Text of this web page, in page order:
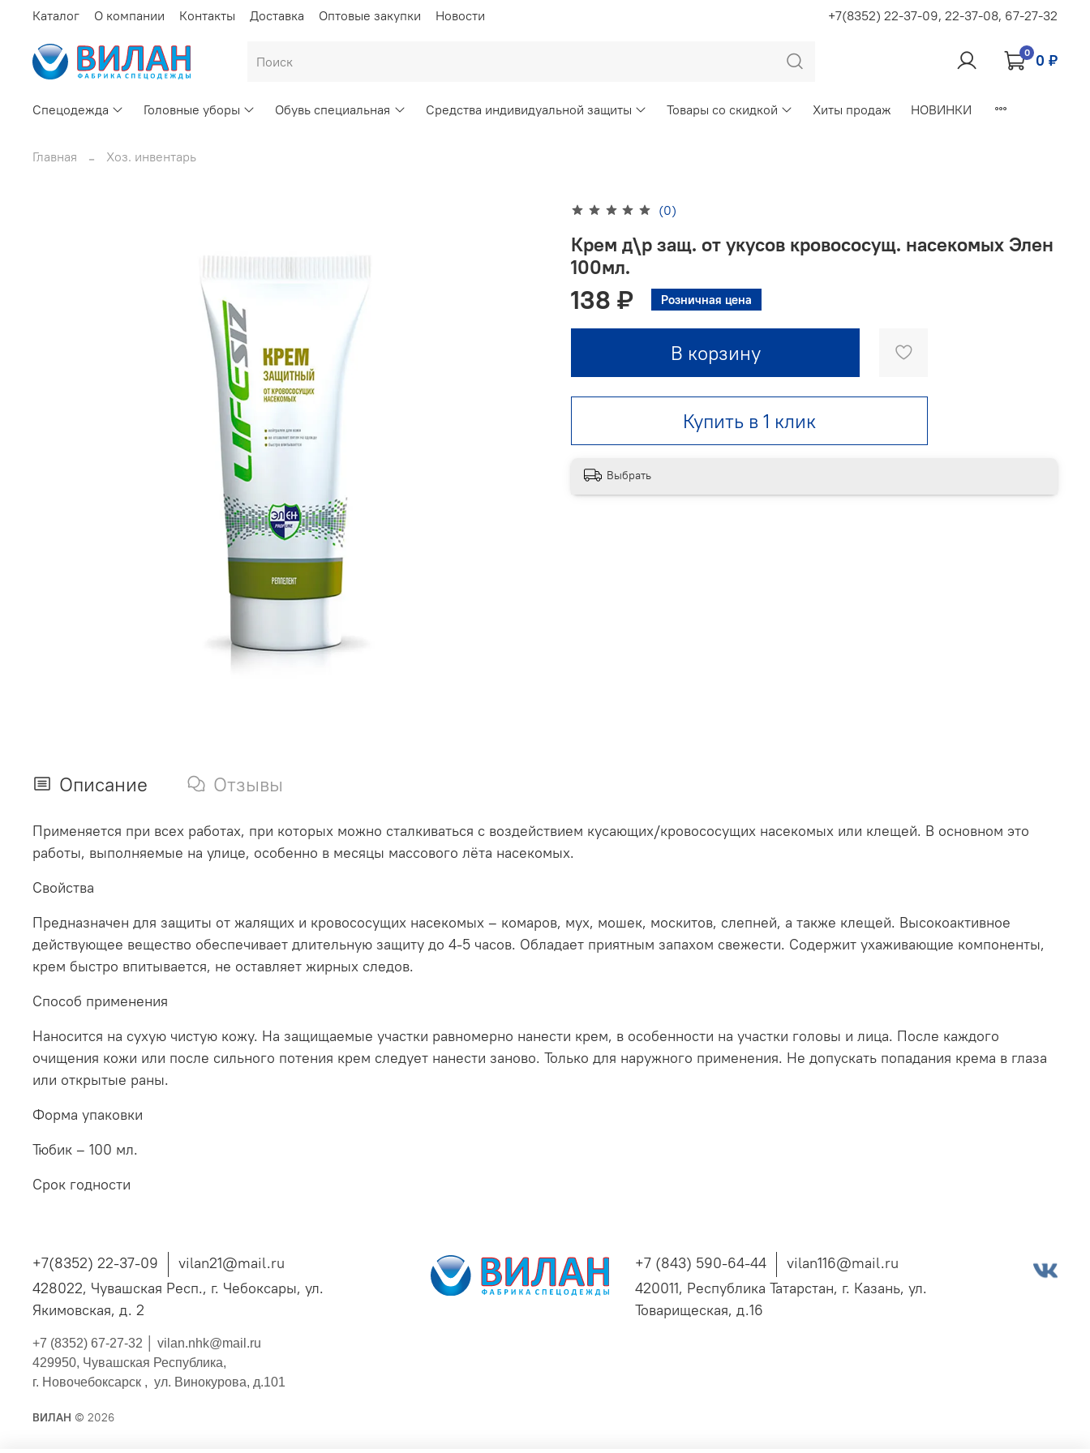
Каталог О компании Контакты Доставка Оптовые закупки Новости +7(8352) 22-37-09, 22-37-08, 67-27-32
0 0 ₽
Спецодежда Головные уборы Обувь специальная Средства индивидуальной защиты Товары со скидкой Хиты продаж НОВИНКИ
Главная Хоз. инвентарь
(0)
Крем д\р защ. от укусов кровососущ. насекомых Элен
100мл.
138 ₽ Розничная цена
В корзину
Купить в 1 клик
Выбрать
Описание Отзывы
Применяется при всех работах, при которых можно сталкиваться с воздействием кусающих/кровососущих насекомых или клещей. В основном это
работы, выполняемые на улице, особенно в месяцы массового лёта насекомых.
Свойства
Предназначен для защиты от жалящих и кровососущих насекомых – комаров, мух, мошек, москитов, слепней, а также клещей. Высокоактивное
действующее вещество обеспечивает длительную защиту до 4-5 часов. Обладает приятным запахом свежести. Содержит ухаживающие компоненты,
крем быстро впитывается, не оставляет жирных следов.
Способ применения
Наносится на сухую чистую кожу. На защищаемые участки равномерно нанести крем, в особенности на участки головы и лица. После каждого
очищения кожи или после сильного потения крем следует нанести заново. Только для наружного применения. Не допускать попадания крема в глаза
или открытые раны.
Форма упаковки
Тюбик – 100 мл.
Срок годности
+7(8352) 22-37-09
vilan21@mail.ru
428022, Чувашская Респ., г. Чебоксары, ул.
Якимовская, д. 2
+7 (843) 590-64-44
vilan116@mail.ru
420011, Республика Татарстан, г. Казань, ул.
Товарищеская, д.16
+7 (8352) 67-27-32 │ vilan.nhk@mail.ru
429950, Чувашская Республика,
г. Новочебоксарск , ул. Винокурова, д.101
ВИЛАН © 2026